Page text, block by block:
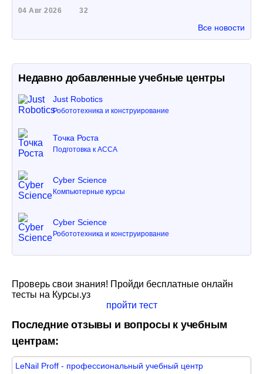
04 Авг 2026 32
Все новости
Недавно добавленные учебные центры
Just Robotics
Робототехника и конструирование
Точка Роста
Подготовка к ACCA
Cyber Science
Компьютерные курсы
Cyber Science
Робототехника и конструирование
Проверь свои знания! Пройди бесплатные онлайн
тесты на Курсы.уз
пройти тест
Последние отзывы и вопросы к учебным
центрам:
LeNail Proff - профессиональный учебный центр